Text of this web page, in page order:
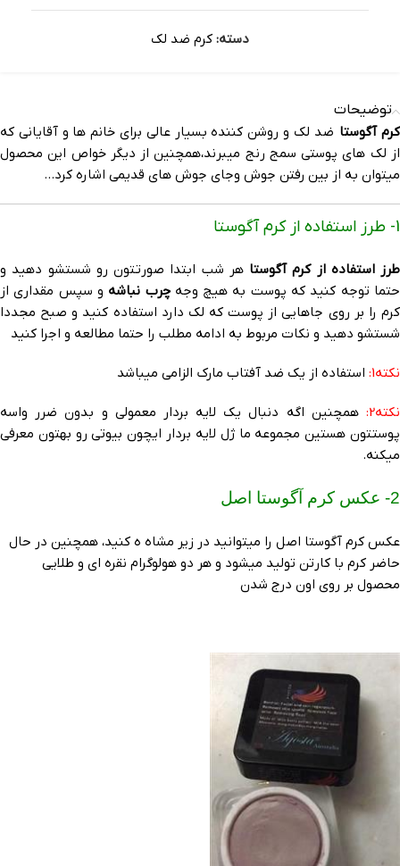
دسته: کرم ضد لک
توضیحات
کرم آگوستا ضد لک و روشن کننده بسیار عالی برای خانم ها و آقایانی که
از لک های پوستی سمج رنج میبرند،همچنین از دیگر خواص این محصول
میتوان به از بین رفتن جوش وجای جوش های قدیمی اشاره کرد…
1- طرز استفاده از کرم آگوستا
طرز استفاده از کرم آگوستاهر شب ابتدا صورتتون رو شستشو دهید و
حتما توجه کنید که پوست به هیچ وجهچرب نباشه و سپس مقداری از
کرم را بر روی جاهایی از پوست که لک دارد استفاده کنید و صبح مجددا
شستشو دهید و نکات مربوط به ادامه مطلب را حتما مطالعه و اجرا کنید
نکته1: استفاده از یک ضد آفتاب مارک الزامی میباشد
نکته2:
همچنین اگه دنبال یک لایه بردار معمولی و بدون ضرر واسه
پوستتون هستین مجموعه ما ژل لایه بردار ایچون بیوتی رو بهتون معرفی
میکنه.
2- عکس کرم آگوستا اصل
عکس کرم آگوستا اصل را میتوانید در زیر مشاه ه کنید، همچنین در حال
حاضر کرم با کارتن تولید میشود و هر دو هولوگرام نقره ای و طلایی
محصول بر روی اون درج شدن